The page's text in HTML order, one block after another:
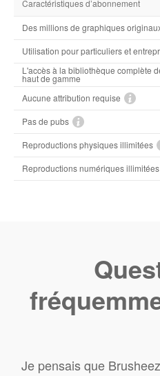
Caractéristiques d’abonnement
Des millions de graphiques
Utilisation pour particuliers et
L'accès à la bibliothèque complète
haut de gamme
Aucune attribution requise
Pas de pubs
Reproductions physiques illimitées
Reproductions numériques illimitées
Je pensais que